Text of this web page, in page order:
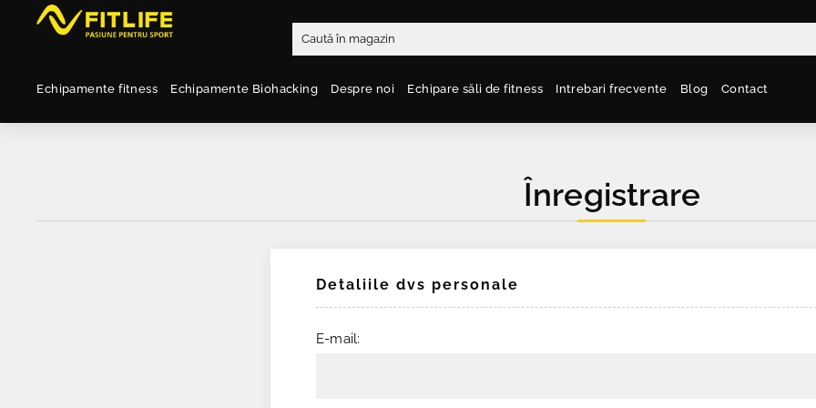
Echipamente fitness Echipamente Biohacking Despre noi Echipare săli de fitness Intrebari frecvente Blog Contact
Înregistrare
Detaliile dvs personale
E-mail: